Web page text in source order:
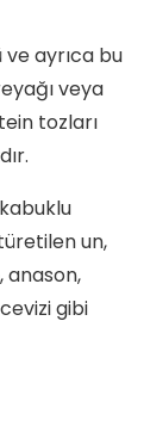
ayrıca bu
veya
tozları
un,
anason,
gibi